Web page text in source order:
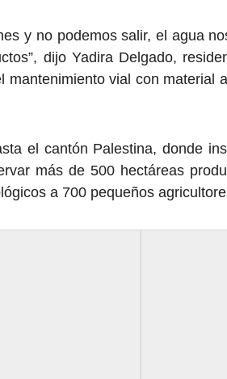
y no podemos salir, el agua
dijo Yadira Delgado,
vial con material
el cantón Palestina, donde
más de 500 hectáreas
a 700 pequeños